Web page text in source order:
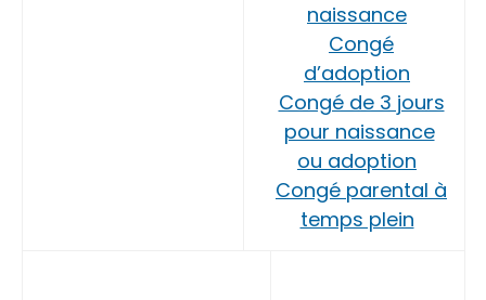
naissance
Congé
d’adoption
Congé de 3 jours
pour naissance
ou adoption
Congé parental à
temps plein